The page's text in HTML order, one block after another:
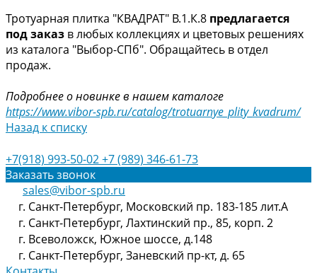
Тротуарная плитка "КВАДРАТ" В.1.К.8 предлагается
под заказ в любых коллекциях и цветовых решениях
из каталога "Выбор-СПб". Обращайтесь в отдел
продаж.
Подробнее о новинке в нашем каталоге
https://www.vibor-spb.ru/catalog/trotuarnye_plity_kvadrum/
Назад к списку
+7(918) 993-50-02+7 (989) 346-61-73
Заказать звонок
sales@vibor-spb.ru
г. Санкт-Петербург, Московский пр. 183-185 лит.А
г. Санкт-Петербург, Лахтинский пр., 85, корп. 2
г. Всеволожск, Южное шоссе, д.148
г. Санкт-Петербург, Заневский пр-кт, д. 65